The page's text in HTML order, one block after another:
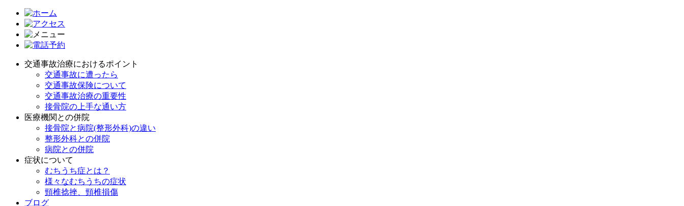
交通事故治療におけるポイント
交通事故に遭ったら
交通事故保険について
交通事故治療の重要性
接骨院の上手な通い方
医療機関との併院
接骨院と病院(整形外科)の違い
整形外科との併院
病院との併院
症状について
むちうち症とは？
様々なむちうちの症状
頸椎捻挫、頸椎損傷
ブログ